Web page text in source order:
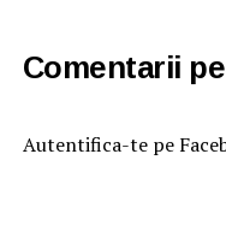
Comentarii
Autentifica-te pe